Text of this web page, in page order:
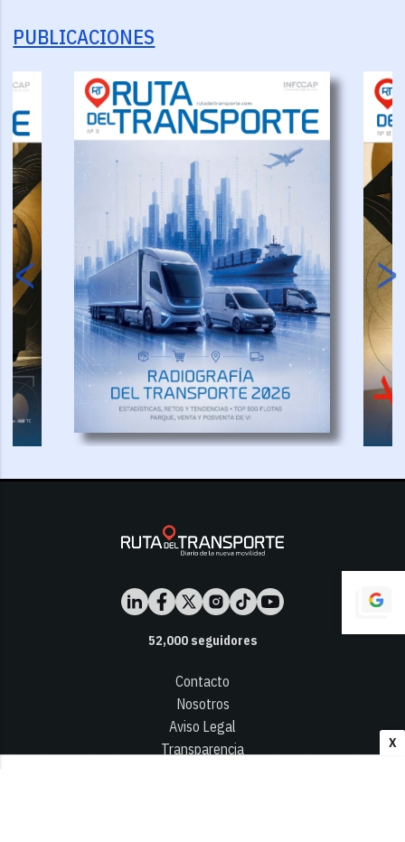
X
PUBLICACIONES
52,000seguidores
Contacto
Nosotros
Aviso Legal
Transparencia